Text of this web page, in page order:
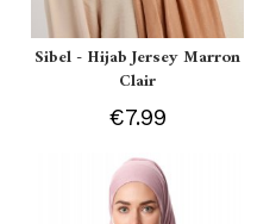
Sibel - Hijab Jersey Marron
Clair
€7.99